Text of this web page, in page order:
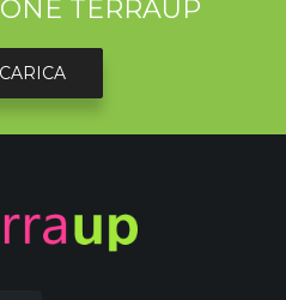
TERRAUP